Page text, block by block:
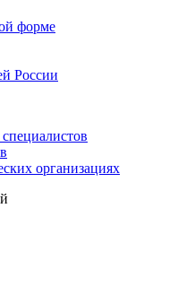
форме
России
организациях